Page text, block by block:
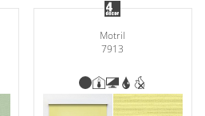
Motril
7913